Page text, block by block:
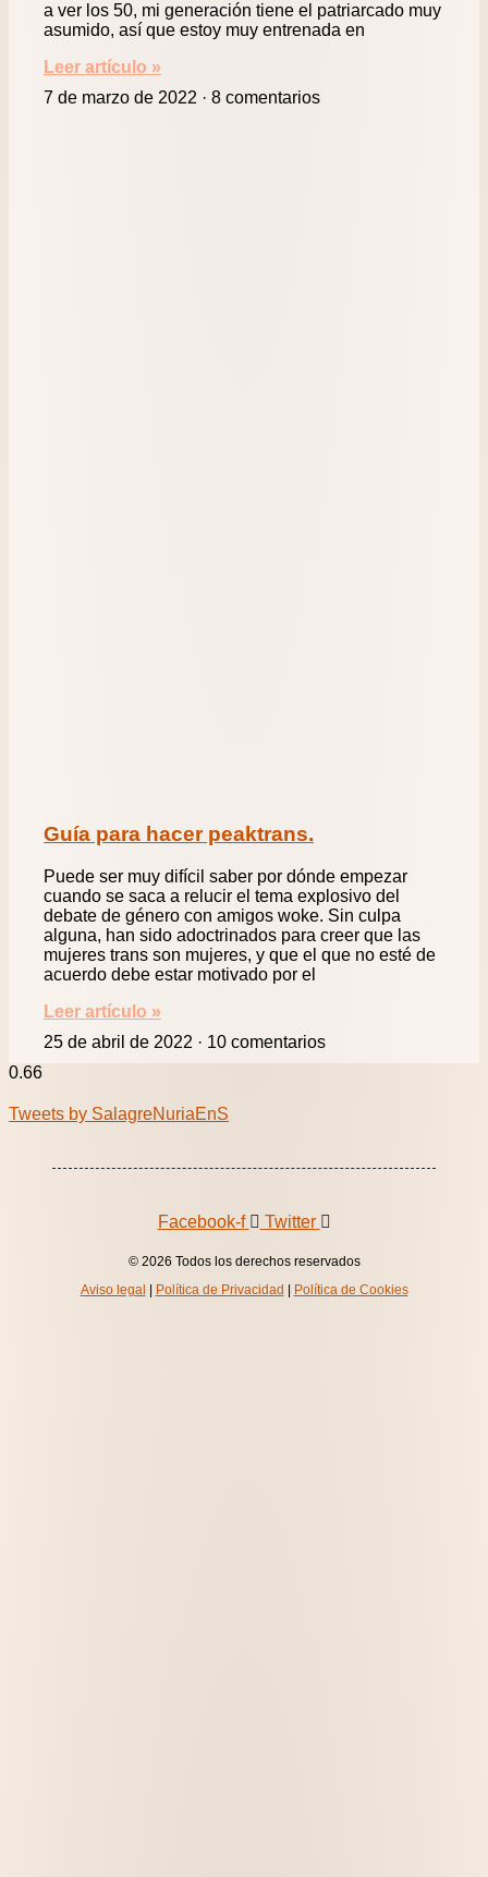
a ver los 50, mi generación tiene el patriarcado muy
asumido, así que estoy muy entrenada en
Leer artículo »
7 de marzo de 2022
8 comentarios
Guía para hacer peaktrans.
Puede ser muy difícil saber por dónde empezar
cuando se saca a relucir el tema explosivo del
debate de género con amigos woke. Sin culpa
alguna, han sido adoctrinados para creer que las
mujeres trans son mujeres, y que el que no esté de
acuerdo debe estar motivado por el
Leer artículo »
25 de abril de 2022
10 comentarios
Tweets by SalagreNuriaEnS
Facebook-f Twitter
© 2026 Todos los derechos reservados
Aviso legal
Política de Privacidad Política de Cookies